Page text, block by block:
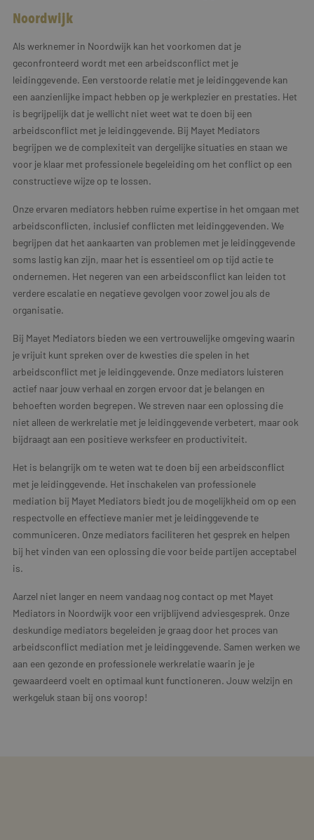
Noordwijk
Als werknemer in Noordwijk kan het voorkomen dat je
geconfronteerd wordt met een arbeidsconflict met je
leidinggevende. Een verstoorde relatie met je leidinggevende kan
een aanzienlijke impact hebben op je werkplezier en prestaties. Het
is begrijpelijk dat je wellicht niet weet wat te doen bij een
arbeidsconflict met je leidinggevende. Bij Mayet Mediators
begrijpen we de complexiteit van dergelijke situaties en staan we
voor je klaar met professionele begeleiding om het conflict op een
constructieve wijze op te lossen.
Onze ervaren mediators hebben ruime expertise in het omgaan met
arbeidsconflicten, inclusief conflicten met leidinggevenden. We
begrijpen dat het aankaarten van problemen met je leidinggevende
soms lastig kan zijn, maar het is essentieel om op tijd actie te
ondernemen. Het negeren van een arbeidsconflict kan leiden tot
verdere escalatie en negatieve gevolgen voor zowel jou als de
organisatie.
Bij Mayet Mediators bieden we een vertrouwelijke omgeving waarin
je vrijuit kunt spreken over de kwesties die spelen in het
arbeidsconflict met je leidinggevende. Onze mediators luisteren
actief naar jouw verhaal en zorgen ervoor dat je belangen en
behoeften worden begrepen. We streven naar een oplossing die
niet alleen de werkrelatie met je leidinggevende verbetert, maar ook
bijdraagt aan een positieve werksfeer en productiviteit.
Het is belangrijk om te weten wat te doen bij een arbeidsconflict
met je leidinggevende. Het inschakelen van professionele
mediation bij Mayet Mediators biedt jou de mogelijkheid om op een
respectvolle en effectieve manier met je leidinggevende te
communiceren. Onze mediators faciliteren het gesprek en helpen
bij het vinden van een oplossing die voor beide partijen acceptabel
is.
Aarzel niet langer en neem vandaag nog contact op met Mayet
Mediators in Noordwijk voor een vrijblijvend adviesgesprek. Onze
deskundige mediators begeleiden je graag door het proces van
arbeidsconflict mediation met je leidinggevende. Samen werken we
aan een gezonde en professionele werkrelatie waarin je je
gewaardeerd voelt en optimaal kunt functioneren. Jouw welzijn en
werkgeluk staan bij ons voorop!